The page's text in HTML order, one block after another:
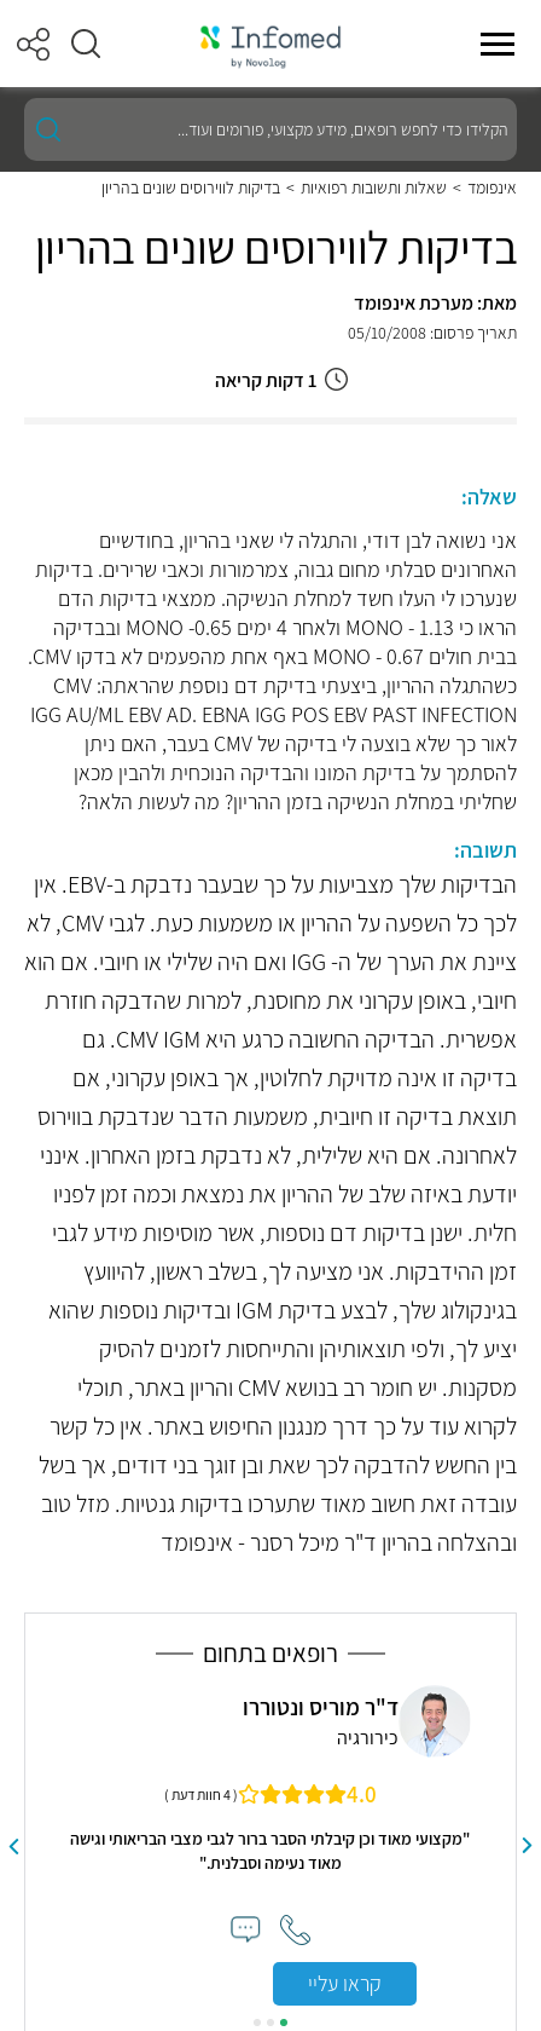
הקלידו
כדי
לחפש
רופאים,
מידע
פורומים
ועוד...
אינפומד > שאלות ותשובות רפואיות > בדיקות לווירוסים שונים בהריון
בדיקות לווירוסים שונים בהריון
מאת: מערכת אינפומד
תאריך פרסום: 05/10/2008
1 דקות קריאה
שאלה:
אני נשואה לבן דודי, והתגלה לי שאני בהריון, בחודשיים
האחרונים סבלתי מחום גבוה, צמרמורות וכאבי שרירים. בדיקות
שנערכו לי העלו חשד למחלת הנשיקה. ממצאי בדיקות הדם
הראו כי MONO - 1.13 ולאחר 4 ימים MONO -0.65 ובבדיקה
בבית חולים MONO - 0.67 באף אחת מהפעמים לא בדקו CMV.
כשהתגלה ההריון, ביצעתי בדיקת דם נוספת שהראתה: CMV
IGG AU/ML EBV AD. EBNA IGG POS EBV PAST INFECTION
לאור כך שלא בוצעה לי בדיקה של CMV בעבר, האם ניתן
להסתמך על בדיקת המונו והבדיקה הנוכחית ולהבין מכאן
שחליתי במחלת הנשיקה בזמן ההריון? מה לעשות הלאה?
תשובה:
הבדיקות שלך מצביעות על כך שבעבר נדבקת ב-EBV. אין
לכך כל השפעה על ההריון או משמעות כעת. לגבי CMV, לא
ציינת את הערך של ה- IGG ואם היה שלילי או חיובי. אם הוא
חיובי, באופן עקרוני את מחוסנת, למרות שהדבקה חוזרת
אפשרית. הבדיקה החשובה כרגע היא CMV IGM. גם
בדיקה זו אינה מדויקת לחלוטין, אך באופן עקרוני, אם
תוצאת בדיקה זו חיובית, משמעות הדבר שנדבקת בווירוס
לאחרונה. אם היא שלילית, לא נדבקת בזמן האחרון. אינני
יודעת באיזה שלב של ההריון את נמצאת וכמה זמן לפניו
חלית. ישנן בדיקות דם נוספות, אשר מוסיפות מידע לגבי
זמן ההידבקות. אני מציעה לך, בשלב ראשון, להיוועץ
בגינקולוג שלך, לבצע בדיקת IGM ובדיקות נוספות שהוא
יציע לך, ולפי תוצאותיהן והתייחסות לזמנים להסיק
מסקנות. יש חומר רב בנושא CMV והריון באתר, תוכלי
לקרוא עוד על כך דרך מנגנון החיפוש באתר. אין כל קשר
בין החשש להדבקה לכך שאת ובן זוגך בני דודים, אך בשל
עובדה זאת חשוב מאוד שתערכו בדיקות גנטיות. מזל טוב
ובהצלחה בהריון ד"ר מיכל רסנר - אינפומד
רופאים בתחום
ד"ר מוריס ונטוררו
כירורגיה
4.0 ( 4 חוות דעת )
"מקצועי מאוד וכן קיבלתי הסבר ברור לגבי מצבי הבריאותי וגישה
מאוד נעימה וסבלנית."
קראו עליי